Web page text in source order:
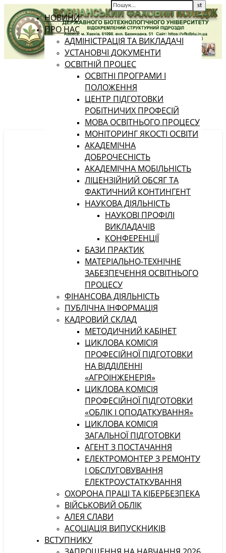
НОВИНИ
ПРО НАС
АДМІНІСТРАЦІЯ ТА ВИКЛАДАЧІ
УСТАНОВЧІ ДОКУМЕНТИ
ОСВІТНІЙ ПРОЦЕС
ОСВІТНІ ПРОГРАМИ І
ПОЛОЖЕННЯ
ЦЕНТР ПІДГОТОВКИ
РОБІТНИЧИХ ПРОФЕСІЙ
МОВА ОСВІТНЬОГО ПРОЦЕСУ
МОНІТОРИНГ ЯКОСТІ ОСВІТИ
АКАДЕМІЧНА
ДОБРОЧЕСНІСТЬ
АКАДЕМІЧНА МОБІЛЬНІСТЬ
ЛІЦЕНЗІЙНИЙ ОБСЯГ ТА
ФАКТИЧНИЙ КОНТИНГЕНТ
НАУКОВА ДІЯЛЬНІСТЬ
НАУКОВІ ПРОФІЛІ
ВИКЛАДАЧІВ
КОНФЕРЕНЦІЇ
БАЗИ ПРАКТИК
МАТЕРІАЛЬНО-ТЕХНІЧНЕ
ЗАБЕЗПЕЧЕННЯ ОСВІТНЬОГО
ПРОЦЕСУ
ФІНАНСОВА ДІЯЛЬНІСТЬ
ПУБЛІЧНА ІНФОРМАЦІЯ
КАДРОВИЙ СКЛАД
МЕТОДИЧНИЙ КАБІНЕТ
ЦИКЛОВА КОМІСІЯ
ПРОФЕСІЙНОЇ ПІДГОТОВКИ
НА ВІДДІЛЕННІ
«АГРОІНЖЕНЕРІЯ»
ЦИКЛОВА КОМІСІЯ
ПРОФЕСІЙНОЇ ПІДГОТОВКИ
«ОБЛІК І ОПОДАТКУВАННЯ»
ЦИКЛОВА КОМІСІЯ
ЗАГАЛЬНОЇ ПІДГОТОВКИ
АГЕНТ З ПОСТАЧАННЯ
ЕЛЕКТРОМОНТЕР З РЕМОНТУ
І ОБСЛУГОВУВАННЯ
ЕЛЕКТРОУСТАТКУВАННЯ
ОХОРОНА ПРАЦІ ТА КІБЕРБЕЗПЕКА
ВІЙСЬКОВИЙ ОБЛІК
АЛЕЯ СЛАВИ
АСОЦІАЦІЯ ВИПУСКНИКІВ
ВСТУПНИКУ